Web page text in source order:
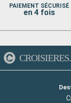
PAIEMENT SÉCURISÉ
en 4 fois